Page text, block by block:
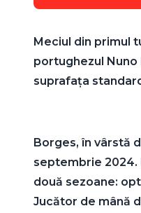
Meciul din primul
portughezul
suprafața
Borges, în vârstă
septembrie 2024.
două sezoane:
Jucător de mână